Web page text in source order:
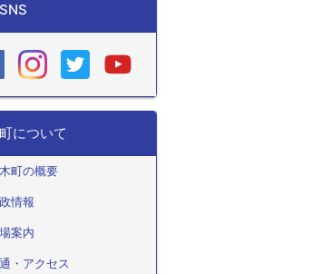
について
町の概要
情報
案内
・アクセス